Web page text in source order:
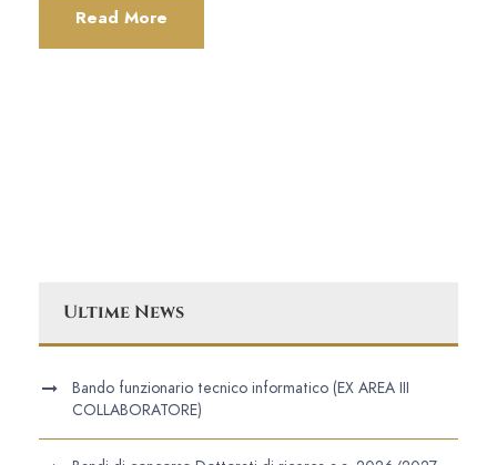
Read More
Ultime News
Bando funzionario tecnico informatico (EX AREA III
COLLABORATORE)